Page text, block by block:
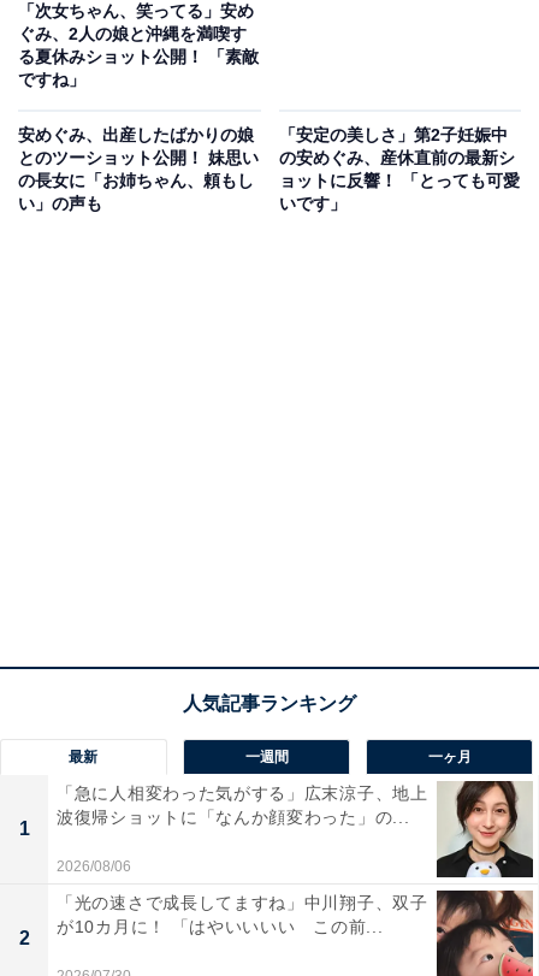
「次女ちゃん、笑ってる」安め
ぐみ、2人の娘と沖縄を満喫す
る夏休みショット公開！ 「素敵
ですね」
安めぐみ、出産したばかりの娘
とのツーショット公開！ 妹思い
の長女に「お姉ちゃん、頼もし
い」の声も
「安定の美しさ」第2子妊娠中
の安めぐみ、産休直前の最新シ
ョットに反響！ 「とっても可愛
いです」
最新 一週間 一ヶ月
1
「急に人相変わった気がする」広末涼子、地上
波復帰ショットに「なんか顔変わった」の...
2026/08/06
2
「光の速さで成長してますね」中川翔子、双子
が10カ月に！ 「はやいいいい この前...